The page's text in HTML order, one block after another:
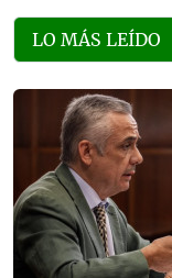
LO MÁS LEÍDO